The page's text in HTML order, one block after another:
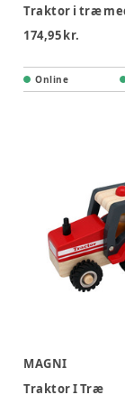
174,95 kr.
Online
MAGNI
Traktor I Træ